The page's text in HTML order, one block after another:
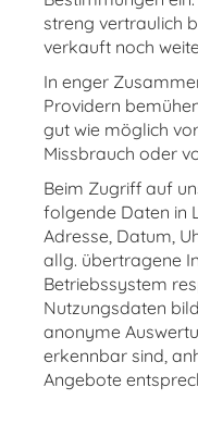
streng vertraulich
verkauft noch
In enger
Providern
gut wie möglich
Missbrauch oder
Beim Zugriff auf
folgende Daten in
Adresse, Datum,
allg. übertragene
Betriebssystem
Nutzungsdaten
anonyme
erkennbar sind,
Angebote